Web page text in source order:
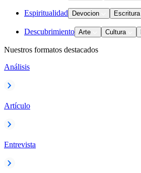
Espiritualidad Devocion Escritura
Descubrimiento Arte Cultura
Nuestros formatos destacados
Análisis
Artículo
Entrevista